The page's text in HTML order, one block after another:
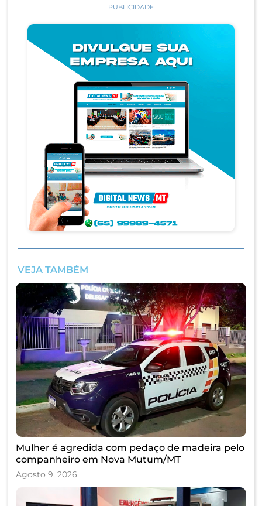
PUBLICIDADE
VEJA TAMBÉM
Mulher é agredida com pedaço de madeira pelo
companheiro em Nova Mutum/MT
Agosto 9, 2026